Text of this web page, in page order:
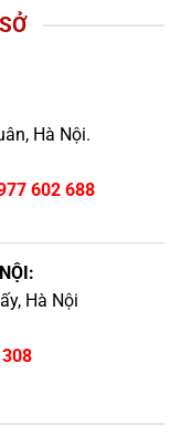
Hà Nội.
602 688
Hà Nội